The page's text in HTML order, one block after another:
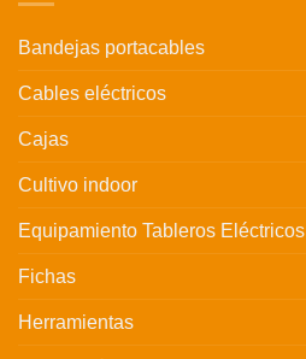
Bandejas portacables
Cables eléctricos
Cajas
Cultivo indoor
Equipamiento Tableros Eléctricos
Fichas
Herramientas